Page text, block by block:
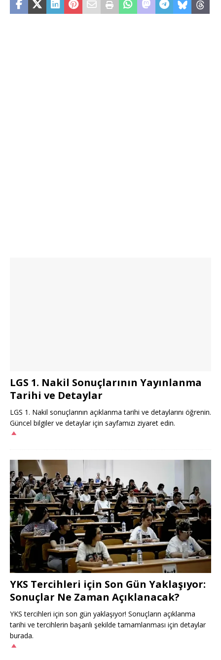
LGS 1. Nakil Sonuçlarının Yayınlanma
Tarihi ve Detaylar
LGS 1. Nakil sonuçlarının açıklanma tarihi ve detaylarını öğrenin.
Güncel bilgiler ve detaylar için sayfamızı ziyaret edin.
YKS Tercihleri için Son Gün Yaklaşıyor:
Sonuçlar Ne Zaman Açıklanacak?
YKS tercihleri için son gün yaklaşıyor! Sonuçların açıklanma
tarihi ve tercihlerin başarılı şekilde tamamlanması için detaylar
burada.